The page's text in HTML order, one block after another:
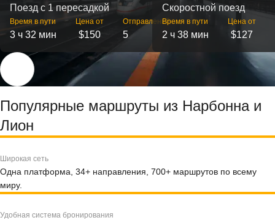
Поезд с 1 пересадкой
Время в пути
3 ч 32 мин
Цена от
$150
Отправлений
5
Скоростной поезд
Время в пути
2 ч 38 мин
Цена от
$127
Популярные маршруты из Нарбонна и
Лион
Широкая сеть
Одна платформа, 34+ направления, 700+ маршрутов по всему
миру.
Удобная система бронирования